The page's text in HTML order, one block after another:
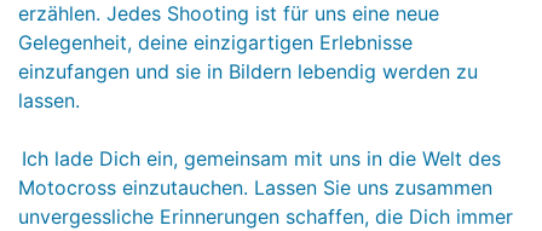
erzählen. Jedes Shooting ist für uns eine neue
Gelegenheit, deine einzigartigen Erlebnisse
einzufangen und sie in Bildern lebendig werden zu
lassen.
Ich lade Dich ein, gemeinsam mit uns in die Welt des
Motocross einzutauchen. Lassen Sie uns zusammen
unvergessliche Erinnerungen schaffen, die Dich immer